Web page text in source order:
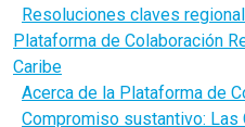
Resoluciones claves
Plataforma de Colaboración
Caribe
Acerca de la Plataforma de
Compromiso sustantivo: Las